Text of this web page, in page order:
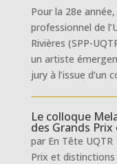
Pour la 28e
professionnel de
Rivières (SPP-
un artiste
jury à l’issue d’un
Le colloque
des Grands
par En Tête UQTR
Prix et distinctions